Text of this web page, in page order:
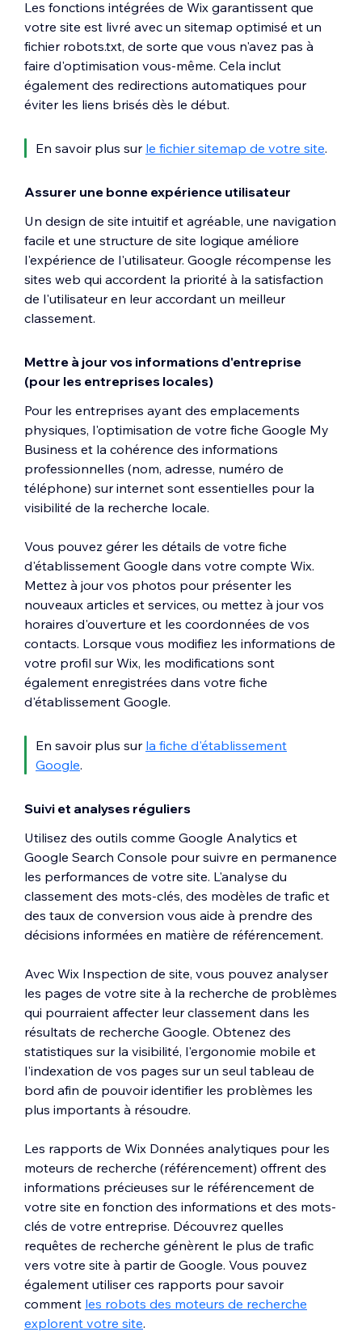
Les fonctions intégrées de Wix garantissent que
votre site est livré avec un sitemap optimisé et un
fichier robots.txt, de sorte que vous n'avez pas à
faire d'optimisation vous-même. Cela inclut
également des redirections automatiques pour
éviter les liens brisés dès le début.
En savoir plus sur le fichier sitemap de votre site.
Assurer une bonne expérience utilisateur
Un design de site intuitif et agréable, une navigation
facile et une structure de site logique améliore
l'expérience de l'utilisateur. Google récompense les
sites web qui accordent la priorité à la satisfaction
de l'utilisateur en leur accordant un meilleur
classement.
Mettre à jour vos informations d'entreprise
(pour les entreprises locales)
Pour les entreprises ayant des emplacements
physiques, l'optimisation de votre fiche Google My
Business et la cohérence des informations
professionnelles (nom, adresse, numéro de
téléphone) sur internet sont essentielles pour la
visibilité de la recherche locale.
Vous pouvez gérer les détails de votre fiche
d'établissement Google dans votre compte Wix.
Mettez à jour vos photos pour présenter les
nouveaux articles et services, ou mettez à jour vos
horaires d'ouverture et les coordonnées de vos
contacts. Lorsque vous modifiez les informations de
votre profil sur Wix, les modifications sont
également enregistrées dans votre fiche
d'établissement Google.
En savoir plus sur la fiche d'établissement
Google.
Suivi et analyses réguliers
Utilisez des outils comme Google Analytics et
Google Search Console pour suivre en permanence
les performances de votre site. L'analyse du
classement des mots-clés, des modèles de trafic et
des taux de conversion vous aide à prendre des
décisions informées en matière de référencement.
Avec Wix Inspection de site, vous pouvez analyser
les pages de votre site à la recherche de problèmes
qui pourraient affecter leur classement dans les
résultats de recherche Google. Obtenez des
statistiques sur la visibilité, l'ergonomie mobile et
l'indexation de vos pages sur un seul tableau de
bord afin de pouvoir identifier les problèmes les
plus importants à résoudre.
Les rapports de Wix Données analytiques pour les
moteurs de recherche (référencement) offrent des
informations précieuses sur le référencement de
votre site en fonction des informations et des mots-
clés de votre entreprise. Découvrez quelles
requêtes de recherche génèrent le plus de trafic
vers votre site à partir de Google. Vous pouvez
également utiliser ces rapports pour savoir
comment les robots des moteurs de recherche
explorent votre site.